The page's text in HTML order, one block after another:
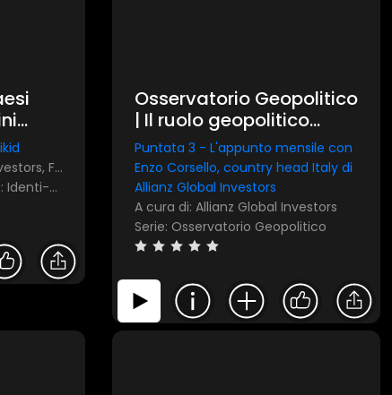
A cura di: Allianz Global Investors, FocusRisparmio
Serie: Alla Ricerca di Alpha: Identi-Kid
Osservatorio Geopolitico
| Il ruolo geopolitico
degli Stati Uniti oggi
Puntata 3 - L'appunto mensile con
Enzo Corsello, country head Italy di
Allianz Global Investors
A cura di: Allianz Global Investors
Serie: Osservatorio Geopolitico